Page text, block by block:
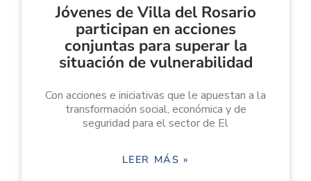
Jóvenes de Villa del Rosario
participan en acciones
conjuntas para superar la
situación de vulnerabilidad
Con acciones e iniciativas que le apuestan a la
transformación social, económica y de
seguridad para el sector de El
LEER MÁS »